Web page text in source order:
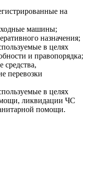
на
машины;
назначения;
в целях
и правопорядка;
средства,
перевозки
в целях
ликвидации ЧС
помощи.